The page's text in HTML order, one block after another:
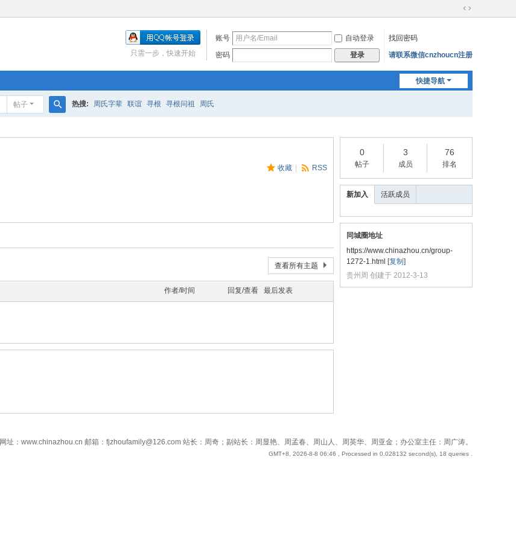
切
宽
账号 自动登录
找回密码
密码
登录 请联系微信cnzhoucn注册
只需一步，快速开始
快捷导航
帖子
索
热搜: 周氏字辈 联谊 寻根 寻根问祖 周氏
收藏
RSS
查看所有主题
作者/时间 回复/查看 最后发表
0
帖子
3
成员
76
排名
新加入 活跃成员
同城圈地址
https://www.chinazhou.cn/group-
1272-1.html [复制 ]
贵州周 创建于 2012-3-13
网址：www.chinazhou.cn 邮箱：fjzhoufamily@126.com 站长：周奇；副站长：周显艳、周孟春、周山人、周英华、周亚金；办公室主任：周广涛。
GMT+8, 2026-8-8 06:46 , Processed in 0.028132 second(s), 18 queries .